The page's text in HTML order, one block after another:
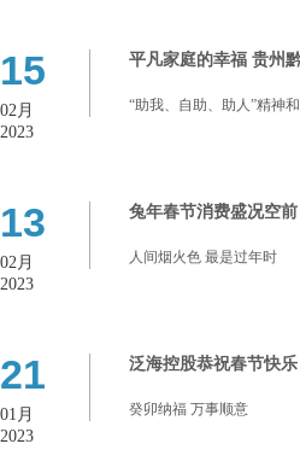
15
02月
2023
平凡家庭的幸福 贵州
“助我、自助、助人”精神
13
02月
2023
兔年春节消费盛况空
人间烟火色 最是过年时
21
01月
2023
泛海控股恭祝春节快乐
癸卯纳福 万事顺意